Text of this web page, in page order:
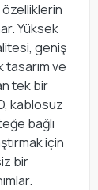
Yüksek
geniş
ve
tek bir
kablosuz
bağlı
için
bir